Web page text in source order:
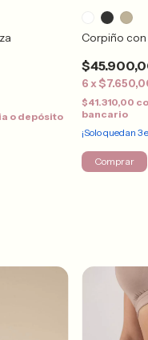
o depósito
Corpiño con
6x
$41.310,00
bancario
¡Solo quedan 3
Comprar